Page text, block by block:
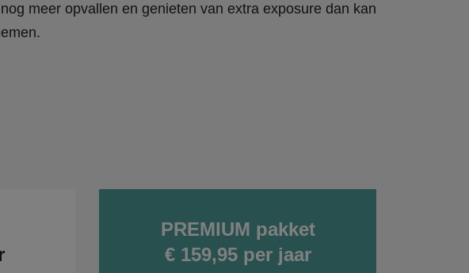
meer opvallen en genieten van extra exposure dan kan
PREMIUM pakket
€ 159,95 per jaar